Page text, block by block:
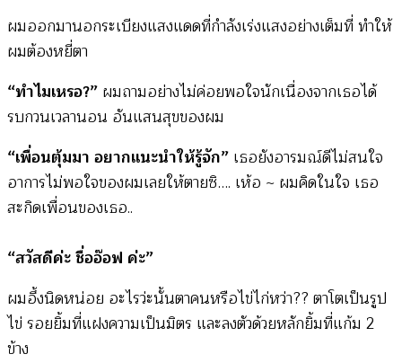
ผมออกมานอกระเบียงแสงแดดที่กำลังเร่งแสงอย่างเต็มที่ ทำให้
ผมต้องหยี่ตา
“ทำไมเหรอ?” ผมถามอย่างไม่ค่อยพอใจนักเนื่องจากเธอได้
รบกวนเวลานอน อันแสนสุขของผม
“เพื่อนตุ้มมา อยากแนะนำให้รู้จัก” เธอยังอารมณ์ดีไม่สนใจ
อาการไม่พอใจของผมเลยให้ตายซิ…. เห้อ ~ ผมคิดในใจ เธอ
สะกิดเพื่อนของเธอ..
“สวัสดีค่ะ ชื่ออ๊อฟ ค่ะ”
ผมอึ้งนิดหน่อย อะไรว่ะนั้นตาคนหรือไข่ไก่หว่า?? ตาโตเป็นรูป
ไข่ รอยยิ้มที่แฝงความเป็นมิตร และลงตัวด้วยหลักยิ้มที่แก้ม 2
ข้าง